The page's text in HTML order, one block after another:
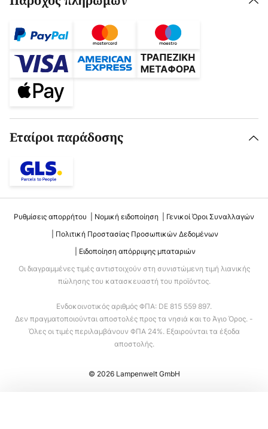
Εταίροι παράδοσης
Ρυθμίσεις απορρήτου Νομική ειδοποίηση
Γενικοί Όροι Συναλλαγών
Πολιτική Προστασίας Προσωπικών Δεδομένων
Ειδοποίηση απόρριψης μπαταριών
Οι διαγραμμένες τιμές αντιστοιχούν στη συνιστώμενη τιμή λιανικής
πώλησης του κατασκευαστή του προϊόντος.
Ενδοκοινοτικός αριθμός ΦΠΑ: DE 815 559 897.
Δεν πραγματοποιούνται αποστολές προς τα νησιά και το Άγιο Όρος. -
Όλες οι τιμές περιλαμβάνουν ΦΠΑ 24%. Εξαιρούνται τα έξοδα
αποστολής.
© 2026 Lampenwelt GmbH